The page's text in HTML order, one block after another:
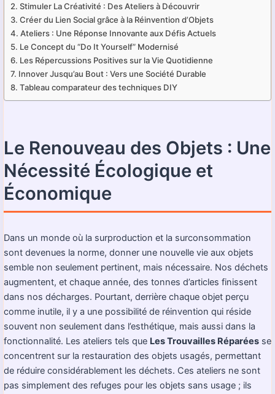
Stimuler La Créativité : Des Ateliers à Découvrir
Créer du Lien Social grâce à la Réinvention d’Objets
Ateliers : Une Réponse Innovante aux Défis Actuels
Le Concept du “Do It Yourself” Modernisé
Les Répercussions Positives sur la Vie Quotidienne
Innover Jusqu’au Bout : Vers une Société Durable
Tableau comparateur des techniques DIY
Le Renouveau des Objets : Une
Nécessité Écologique et
Économique
Dans un monde où la surproduction et la surconsommation
sont devenues la norme, donner une nouvelle vie aux objets
semble non seulement pertinent, mais nécessaire. Nos déchets
augmentent, et chaque année, des tonnes d’articles finissent
dans nos décharges. Pourtant, derrière chaque objet perçu
comme inutile, il y a une possibilité de réinvention qui réside
souvent non seulement dans l’esthétique, mais aussi dans la
fonctionnalité. Les ateliers tels que Les Trouvailles Réparées se
concentrent sur la restauration des objets usagés, permettant
de réduire considérablement les déchets. Ces ateliers ne sont
pas simplement des refuges pour les objets sans usage ; ils